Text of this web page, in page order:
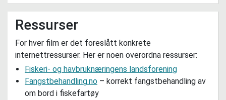
Ressurser
For hver film er det foreslått konkrete
internettressurser. Her er noen overordna ressurser:
Fiskeri- og havbruknæringens landsforening
Fangstbehandling.no – korrekt fangstbehandling av
om bord i fiskefartøy